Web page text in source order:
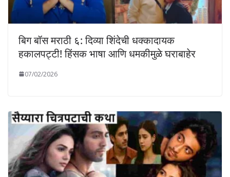
बिग बॉस मराठी ६: दिव्या शिंदेची धक्कादायक
हकालपट्टी! हिंसक भाषा आणि धमकीमुळे घराबाहेर
07/02/2026